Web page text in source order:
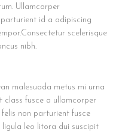
Ullamcorper
id a adipiscing
scelerisque
nibh.
malesuada metus mi urna
fusce a ullamcorper
non parturient fusce
ligula leo litora dui suscipit